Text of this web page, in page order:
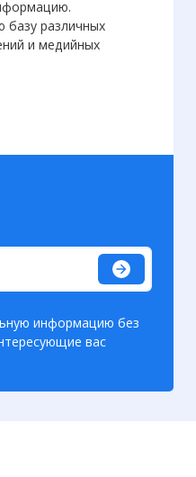
различных
и медийных
информацию без
вас